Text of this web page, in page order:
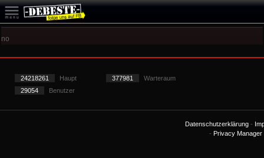
no
24218261 Haupt 377981
Warteraum
29054
Benutzer
Datenschutzerklärung-
- Privacy Manager